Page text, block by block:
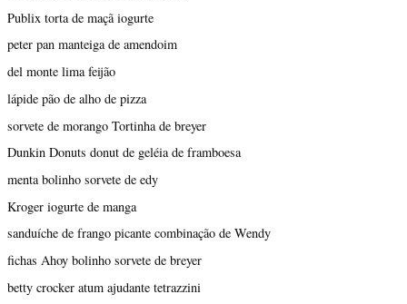
Publix torta de maçã iogurte
peter pan manteiga de amendoim
del monte lima feijão
lápide pão de alho de pizza
sorvete de morango Tortinha de breyer
Dunkin Donuts donut de geléia de framboesa
menta bolinho sorvete de edy
Kroger iogurte de manga
sanduíche de frango picante combinação de Wendy
fichas Ahoy bolinho sorvete de breyer
betty crocker atum ajudante tetrazzini